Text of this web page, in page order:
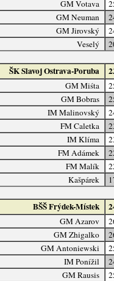
GM Votava
GM Neuman
GM Jirovský
Veselý
ŠK Slavoj Ostrava-Poruba
GM Miśta
GM Bobras
IM Malinovský
FM Caletka
IM Klíma
FM Adámek
FM Malík
Kašpárek
BŠŠ Frýdek-Místek
GM Azarov
GM Zhigalko
GM Antoniewski
IM Ponížil
GM Rausis